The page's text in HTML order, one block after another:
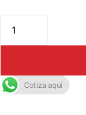
Cotiza aqui